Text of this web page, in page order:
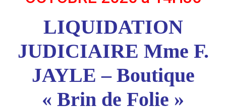
LIQUIDATION
JUDICIAIRE Mme F.
JAYLE – Boutique
« Brin de Folie »